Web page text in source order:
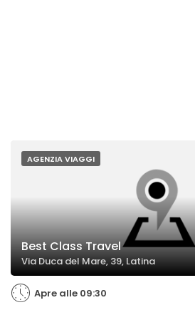
AGENZIA VIAGGI
Best Class Travel
Via Duca del Mare, 39, Latina
Apre alle 09:30